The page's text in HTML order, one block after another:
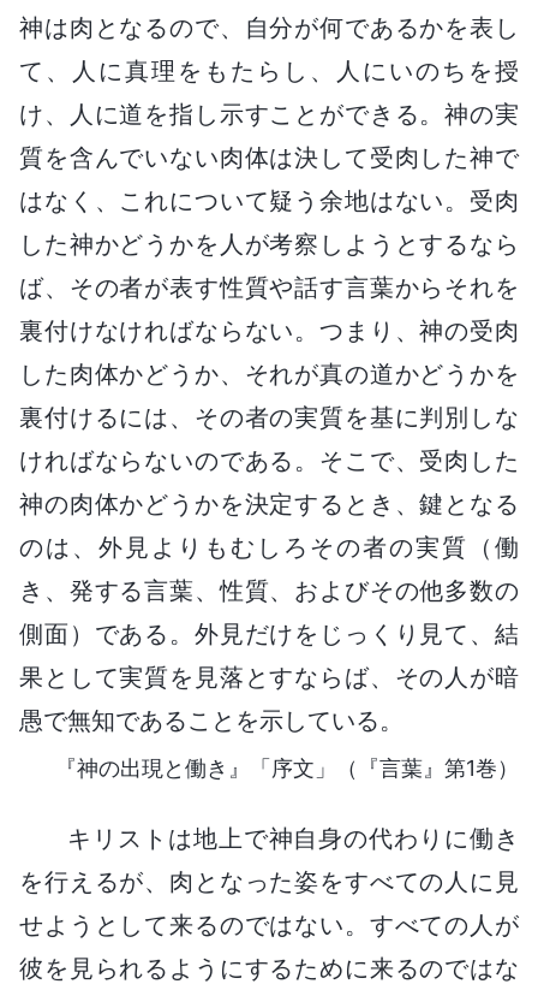
神は肉となるので、自分が何であるかを表し
て、人に真理をもたらし、人にいのちを授
け、人に道を指し示すことができる。神の実
質を含んでいない肉体は決して受肉した神で
はなく、これについて疑う余地はない。受肉
した神かどうかを人が考察しようとするなら
ば、その者が表す性質や話す言葉からそれを
裏付けなければならない。つまり、神の受肉
した肉体かどうか、それが真の道かどうかを
裏付けるには、その者の実質を基に判別しな
ければならないのである。そこで、受肉した
神の肉体かどうかを決定するとき、鍵となる
のは、外見よりもむしろその者の実質（働
き、発する言葉、性質、およびその他多数の
側面）である。外見だけをじっくり見て、結
果として実質を見落とすならば、その人が暗
愚で無知であることを示している。
『神の出現と働き』「序文」（『言葉』第1巻）
キリストは地上で神自身の代わりに働き
を行えるが、肉となった姿をすべての人に見
せようとして来るのではない。すべての人が
彼を見られるようにするために来るのではな